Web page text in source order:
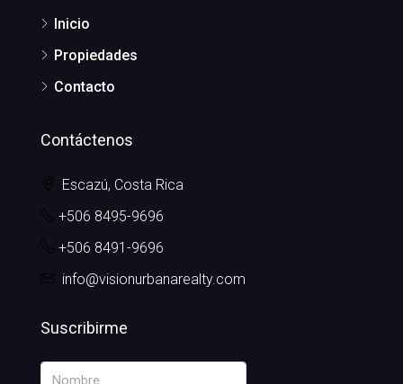
Inicio
Propiedades
Contacto
Contáctenos
Escazú, Costa Rica
+506 8495-9696
+506 8491-9696
info@visionurbanarealty.com
Suscribirme